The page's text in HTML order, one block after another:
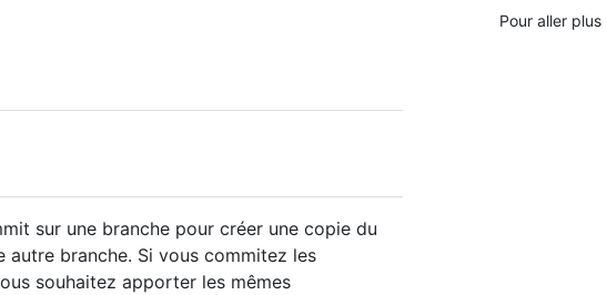
Pour aller plus
sur une branche pour créer une copie du
autre branche. Si vous commitez les
souhaitez apporter les mêmes